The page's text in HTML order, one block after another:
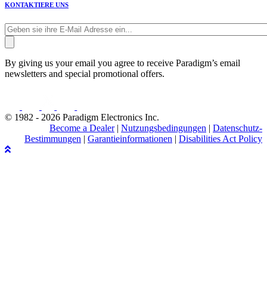
KONTAKTIERE UNS
By giving us your email you agree to receive Paradigm’s email
newsletters and special promotional offers.
© 1982 - 2026 Paradigm Electronics Inc.
Become a Dealer| Nutzungsbedingungen | Datenschutz-
Bestimmungen | Garantieinformationen | Disabilities Act Policy